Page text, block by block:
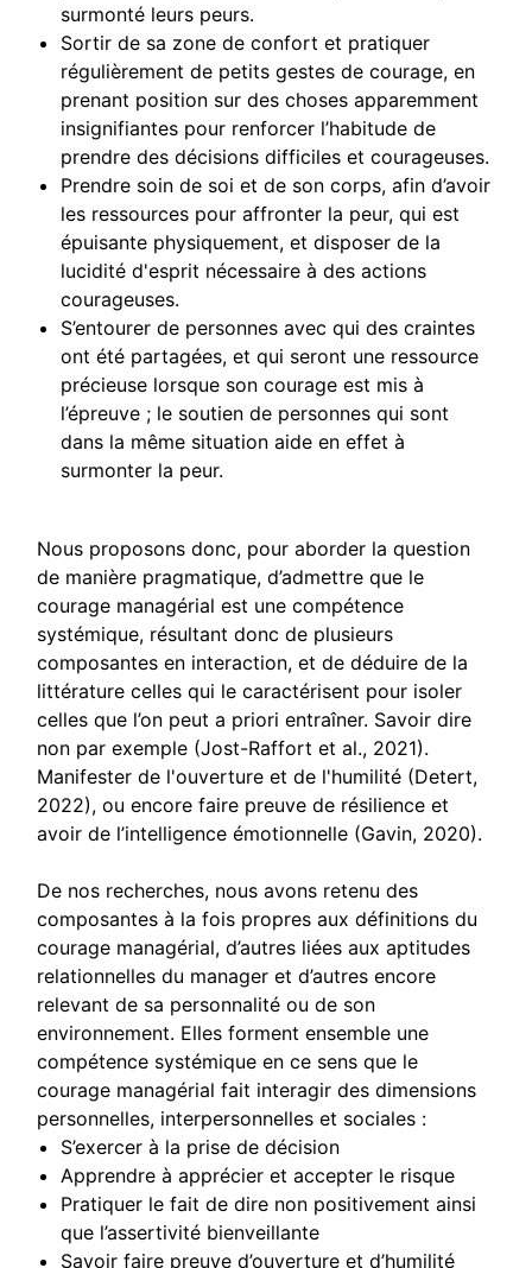
surmonté leurs peurs.
Sortir de sa zone de confort et pratiquer
régulièrement de petits gestes de courage, en
prenant position sur des choses apparemment
insignifiantes pour renforcer l’habitude de
prendre des décisions difficiles et courageuses.
Prendre soin de soi et de son corps, afin d’avoir
les ressources pour affronter la peur, qui est
épuisante physiquement, et disposer de la
lucidité d'esprit nécessaire à des actions
courageuses.
S’entourer de personnes avec qui des craintes
ont été partagées, et qui seront une ressource
précieuse lorsque son courage est mis à
l’épreuve ; le soutien de personnes qui sont
dans la même situation aide en effet à
surmonter la peur.
Nous proposons donc, pour aborder la question
de manière pragmatique, d’admettre que le
courage managérial est une compétence
systémique, résultant donc de plusieurs
composantes en interaction, et de déduire de la
littérature celles qui le caractérisent pour isoler
celles que l’on peut a priori entraîner. Savoir dire
non par exemple (Jost-Raffort et al., 2021).
Manifester de l'ouverture et de l'humilité (Detert,
2022), ou encore faire preuve de résilience et
avoir de l’intelligence émotionnelle (Gavin, 2020).
De nos recherches, nous avons retenu des
composantes à la fois propres aux définitions du
courage managérial, d’autres liées aux aptitudes
relationnelles du manager et d’autres encore
relevant de sa personnalité ou de son
environnement. Elles forment ensemble une
compétence systémique en ce sens que le
courage managérial fait interagir des dimensions
personnelles, interpersonnelles et sociales :
S’exercer à la prise de décision
Apprendre à apprécier et accepter le risque
Pratiquer le fait de dire non positivement ainsi
que l’assertivité bienveillante
Savoir faire preuve d’ouverture et d’humilité